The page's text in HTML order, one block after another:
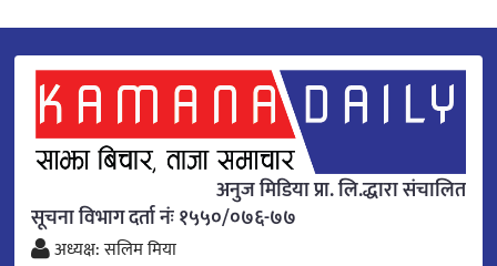
अनुज मिडिया प्रा. लि.द्धारा संचालित
सूचना विभाग दर्ता नंः १५५०/०७६-७७
अध्यक्ष: सलिम मिया